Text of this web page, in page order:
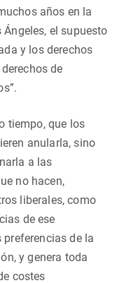
años en la
el supuesto
y los derechos
de
tiempo, que los
anularla, sino
a las
no hacen,
liberales, como
de ese
de la
y genera toda
costes